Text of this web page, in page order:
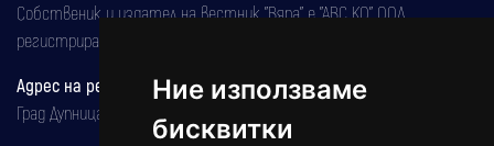
Ние използваме
бисквитки
Собственик и издател на вестник "Вяра" е "АВС КО" ООД,
регистрирана на 08.05.2002 година.
Адрес на редакцията
Град Дупница, ул.''Христо Ботев" 43